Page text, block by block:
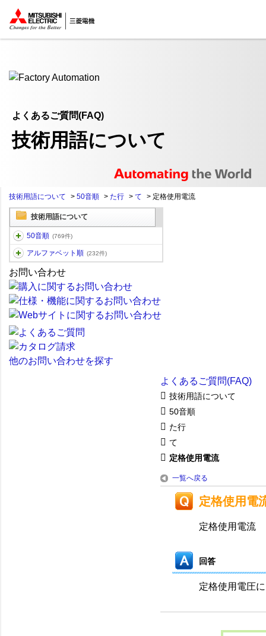
ここから本文
よくあるご質問(FAQ)
技術用語について
技術用語について > 50音順 > た行 > て > 定格使用電流
技術用語について
50音順 (769件)
アルファベット順 (232件)
お問い合わせ
他のお問い合わせを探す
よくあるご質問(FAQ)
技術用語について
50音順
た行
て
定格使用電流
一覧へ戻る
定格使用電
定格使用電流
回答
定格使用電圧